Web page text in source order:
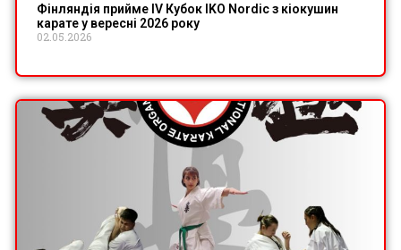
Фінляндія прийме IV Кубок IKO Nordic з кіокушин
карате у вересні 2026 року
02.05.2026